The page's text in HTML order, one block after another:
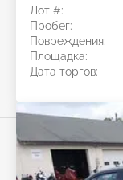
Лот #:
Пробег:
Повреждения:
Площадка:
Дата торгов: